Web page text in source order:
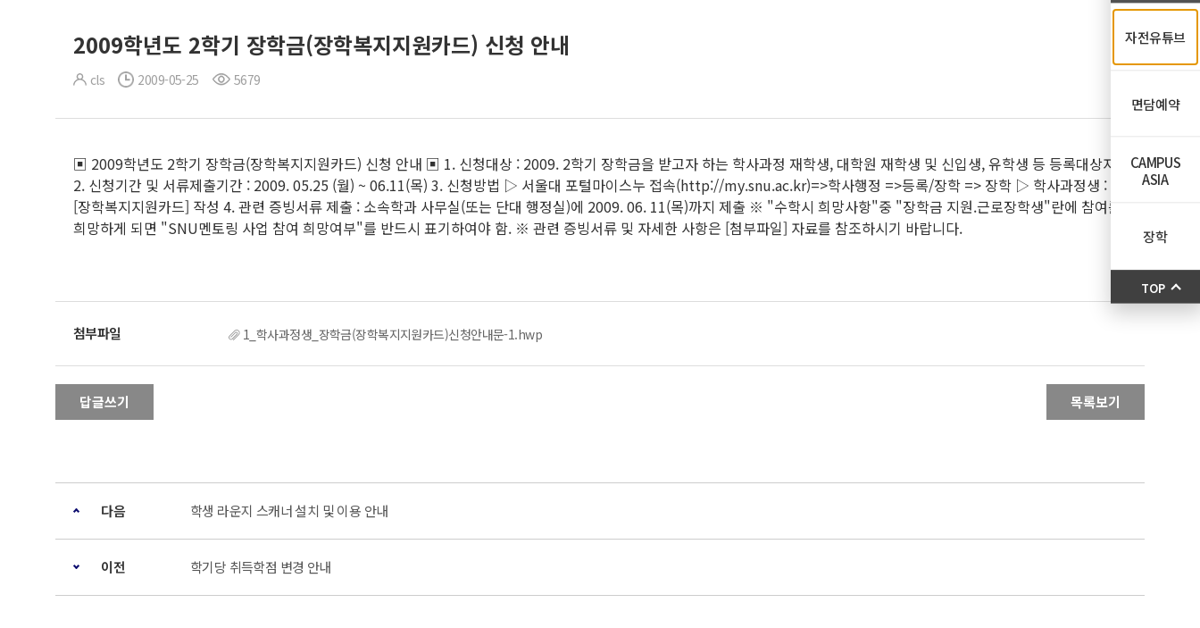
2009학년도 2학기 장학금(장학복지지원카드) 신청 안내
cls 2009-05-25 5679
▣ 2009학년도 2학기 장학금(장학복지지원카드) 신청 안내 ▣ 1. 신청대상 : 2009. 2학기 장학금을 받고자 하는 학사과정 재학생, 대학원 재학생 및 신입생, 유학생 등 등록대상자
2. 신청기간 및 서류제출기간 : 2009. 05.25 (월) ~ 06.11(목) 3. 신청방법 ▷ 서울대 포털마이스누 접속(http://my.snu.ac.kr)=>학사행정 =>등록/장학 => 장학 ▷ 학사과정생 :
[장학복지지원카드] 작성 4. 관련 증빙서류 제출 : 소속학과 사무실(또는 단대 행정실)에 2009. 06. 11(목)까지 제출 ※ "수학시 희망사항"중 "장학금 지원.근로장학생"란에 참여를
희망하게 되면 "SNU멘토링 사업 참여 희망여부"를 반드시 표기하여야 함. ※ 관련 증빙서류 및 자세한 사항은 [첨부파일] 자료를 참조하시기 바랍니다.
1_학사과정생_장학금(장학복지지원카드)신청안내문-1.hwp
답글쓰기 목록보기
다음 학생 라운지 스캐너 설치 및 이용 안내
이전 학기당 취득학점 변경 안내
자전유튜브
면담예약
CAMPUS
ASIA
장학
TOP